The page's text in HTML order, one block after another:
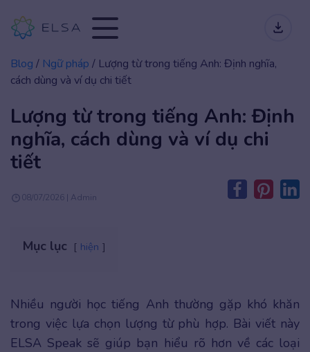
Blog / Ngữ pháp / Lượng từ trong tiếng Anh: Định nghĩa,
cách dùng và ví dụ chi tiết
Lượng từ trong tiếng Anh: Định
nghĩa, cách dùng và ví dụ chi
tiết
08/07/2026 | Admin
Mục lục hiện
Nhiều người học tiếng Anh thường gặp khó khăn
trong việc lựa chọn lượng từ phù hợp. Bài viết này
ELSA Speak sẽ giúp bạn hiểu rõ hơn về các loại